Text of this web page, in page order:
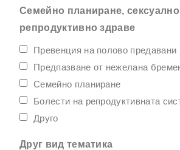
Семейно планиране, сексуално
репродуктивно здраве
Превенция на полово
Предпазване от нежелана
Семейно планиране
Болести на репродуктивната
Друго
Друг вид тематика